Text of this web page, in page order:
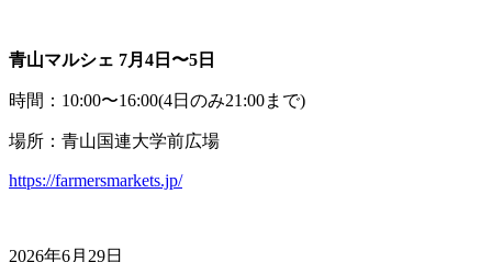
青山マルシェ 7月4日〜5日
時間：10:00〜16:00(4日のみ21:00まで)
場所：青山国連大学前広場
https://farmersmarkets.jp/
2026年6月29日